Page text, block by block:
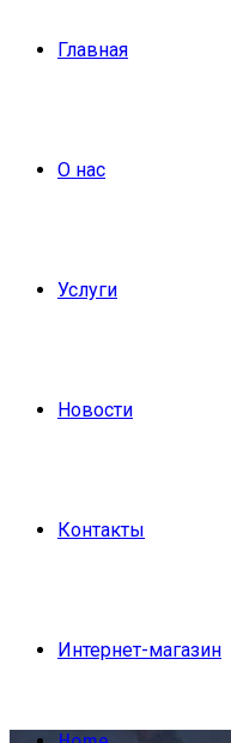
Главная
О нас
Услуги
Новости
Контакты
Интернет-магазин